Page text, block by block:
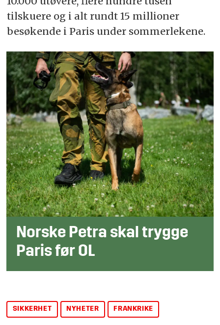
tilskuere og i alt rundt 15 millioner
besøkende i Paris under sommerlekene.
Norske Petra skal trygge
Paris før OL
SIKKERHET NYHETER FRANKRIKE